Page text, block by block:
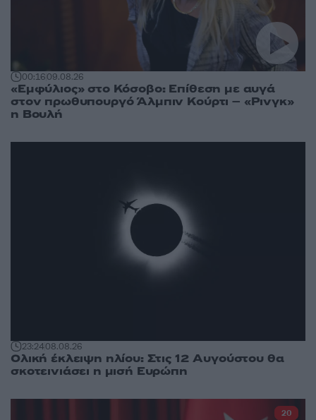
00:1609.08.26
«Εμφύλιος» στο Κόσοβο: Επίθεση με αυγά
στον πρωθυπουργό Άλμπιν Κούρτι – «Ρινγκ»
η Βουλή
23:2408.08.26
Ολική έκλειψη ηλίου: Στις 12 Αυγούστου θα
σκοτεινιάσει η μισή Ευρώπη
20